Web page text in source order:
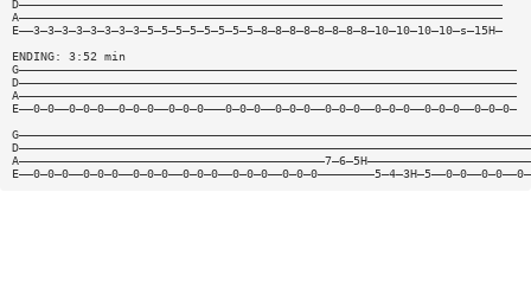
D————————————————————————————————————————————————————————————————————
A————————————————————————————————————————————————————————————————————
E——3—3—3—3—3—3—3—3—5—5—5—5—5—5—5—5—8—8—8—8—8—8—8—8—10—10—10—10—s—15H—
ENDING: 3:52 min
G——————————————————————————————————————————————————————————————————————
D——————————————————————————————————————————————————————————————————————
A——————————————————————————————————————————————————————————————————————
E——0—0——0—0—0——0—0—0——0—0—0———0—0—0——0—0—0——0—0—0——0—0—0——0—0—0——0—0—0—